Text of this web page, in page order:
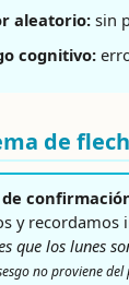
aleatorio:sin
cognitivo:
de
de
y
que los lunes
no proviene